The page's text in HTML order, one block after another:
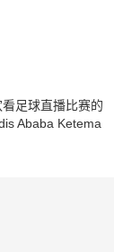
足球直播比赛的
Ababa Ketema